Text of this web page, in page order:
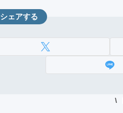
シェアする